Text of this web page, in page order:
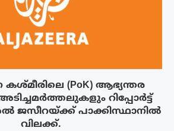
(PoK) ആഭ്യന്തര
റിപ്പോർട്ട്
ജസീറയ്‌ക്ക് പാക്കിസ്ഥാനിൽ
വിലക്ക്.